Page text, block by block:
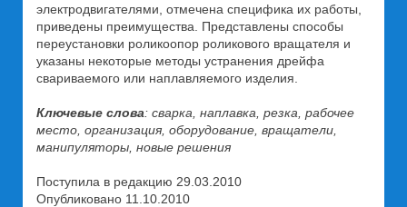
электродвигателями, отмечена специфика их работы,
приведены преимущества. Представлены способы
переустановки роликоопор роликового вращателя и
указаны некоторые методы устранения дрейфа
свариваемого или наплавляемого изделия.
Ключевые слова: сварка, наплавка, резка, рабочее
место, организация, оборудование, вращатели,
манипуляторы, новые решения
Поступила в редакцию 29.03.2010
Опубликовано 11.10.2010